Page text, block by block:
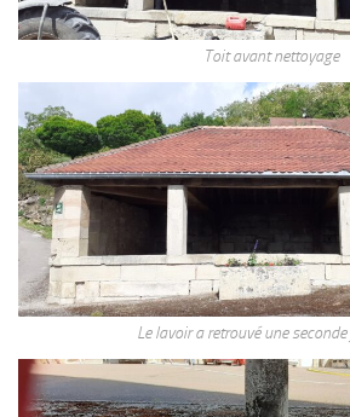
Toit avant nettoyage
Le lavoir a retrouvé une seconde